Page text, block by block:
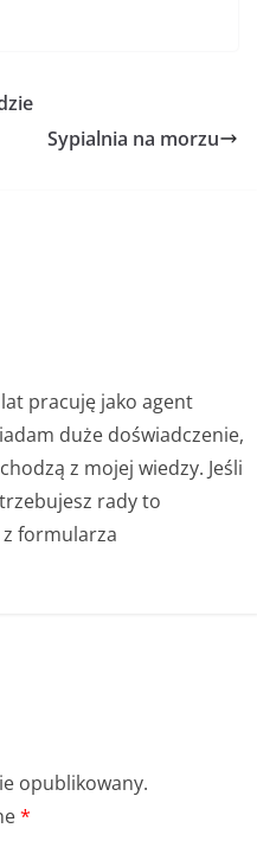
Sypialnia na morzu
pracuję jako agent
duże doświadczenie,
z mojej wiedzy. Jeśli
rady to
formularza
opublikowany.
*